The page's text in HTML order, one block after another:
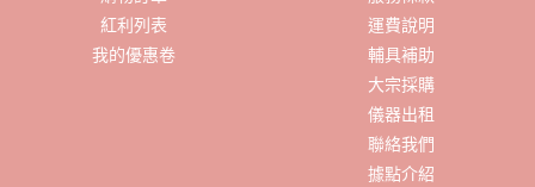
紅利列表
我的優惠卷
運費說明
輔具補助
大宗採購
儀器出租
聯絡我們
據點介紹